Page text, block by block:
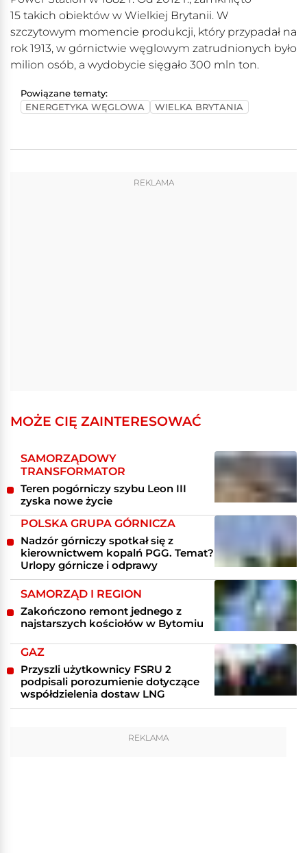
15 takich obiektów w Wielkiej Brytanii. W
szczytowym momencie produkcji, który przypadał na
rok 1913, w górnictwie węglowym zatrudnionych było
milion osób, a wydobycie sięgało 300 mln ton.
Powiązane tematy:
ENERGETYKA WĘGLOWA
WIELKA BRYTANIA
REKLAMA
MOŻE CIĘ ZAINTERESOWAĆ
SAMORZĄDOWY
TRANSFORMATOR
Teren pogórniczy szybu Leon III
zyska nowe życie
POLSKA GRUPA GÓRNICZA
Nadzór górniczy spotkał się z
kierownictwem kopalń PGG. Temat?
Urlopy górnicze i odprawy
SAMORZĄD I REGION
Zakończono remont jednego z
najstarszych kościołów w Bytomiu
GAZ
Przyszli użytkownicy FSRU 2
podpisali porozumienie dotyczące
współdzielenia dostaw LNG
REKLAMA